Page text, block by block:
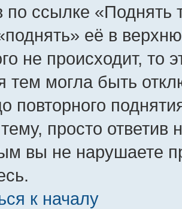
по ссылке «Поднять
её в
не происходит, то
тем могла быть
повторного
просто ответив
вы не нарушаете
к началу